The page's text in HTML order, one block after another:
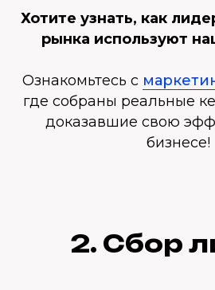
Хотите узнать, как
рынка используют
Ознакомьтесь с
где собраны реальные
доказавшие свою
бизнесе!
2. Сбор